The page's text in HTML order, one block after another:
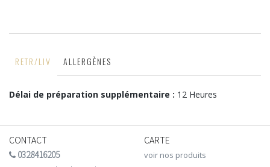
RETR/LIV ALLERGÈNES
Délai de préparation supplémentaire : 12 Heures
CONTACT
0328416205
CARTE
voir nos produits